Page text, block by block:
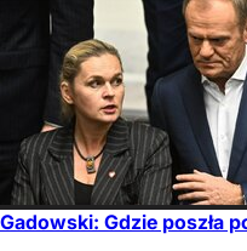
Gadowski: Gdzie poszła